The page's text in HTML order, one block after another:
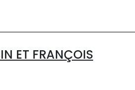
ET FRANÇOIS